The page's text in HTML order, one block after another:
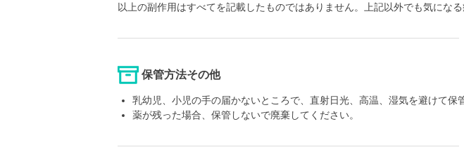
以上の副作用はすべてを記載したものではありません。上記以外でも気にな
保管方法その他
乳幼児、小児の手の届かないところで、直射日光、高温、湿気を避けて保
薬が残った場合、保管しないで廃棄してください。